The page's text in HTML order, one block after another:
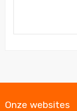
Onze websites